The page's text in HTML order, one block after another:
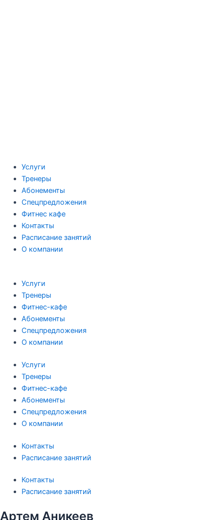
Услуги
Тренеры
Абонементы
Спецпредложения
Фитнес кафе
Контакты
Расписание занятий
О компании
Услуги
Тренеры
Фитнес-кафе
Абонементы
Спецпредложения
О компании
Услуги
Тренеры
Фитнес-кафе
Абонементы
Спецпредложения
О компании
Контакты
Расписание занятий
Контакты
Расписание занятий
Артем Аникеев